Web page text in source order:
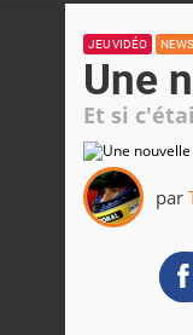
JEU VIDÉO NEWS
Une
Et si
par